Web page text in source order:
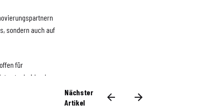
sondern auch auf
für
entscheidend, um
Nächster
Artikel